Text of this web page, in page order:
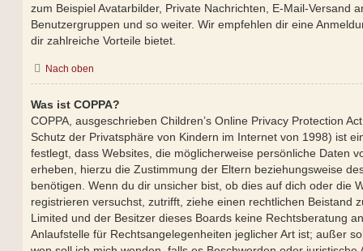
zum Beispiel Avatarbilder, Private Nachrichten, E-Mail-Versand
Benutzergruppen und so weiter. Wir empfehlen dir eine
dir zahlreiche Vorteile bietet.
Nach oben
Was ist COPPA?
COPPA, ausgeschrieben Children’s Online Privacy Protection
Schutz der Privatsphäre von Kindern im Internet von 1998) ist
festlegt, dass Websites, die möglicherweise persönliche Daten
erheben, hierzu die Zustimmung der Eltern beziehungsweise
benötigen. Wenn du dir unsicher bist, ob dies auf dich oder die
registrieren versuchst, zutrifft, ziehe einen rechtlichen Beistand
Limited und der Besitzer dieses Boards keine Rechtsberatung
Anlaufstelle für Rechtsangelegenheiten jeglicher Art ist; außer